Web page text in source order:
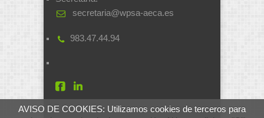
AVISO DE COOKIES: Utilizamos cookies de terceros para
secretaria@wpsa-aeca.es
983.47.44.94